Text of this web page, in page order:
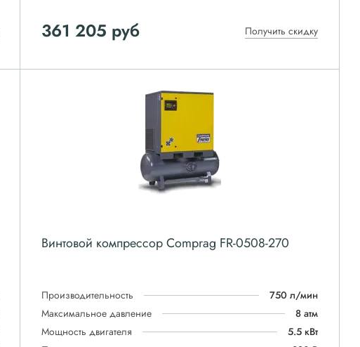
361 205 руб Получить скидку
Винтовой компрессор Comprag FR-0508-270
Производительность
750 л/мин
Максимальное давление
8 атм
Мощность двигателя
5.5 кВт